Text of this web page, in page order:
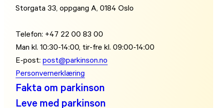
Storgata 33, oppgang A, 0184 Oslo
Telefon: +47 22 00 83 00
Man kl. 10:30-14:00, tir-fre kl. 09:00-14:00
E-post:post@parkinson.no
Personvernerklæring
Fakta om parkinson
Leve med parkinson